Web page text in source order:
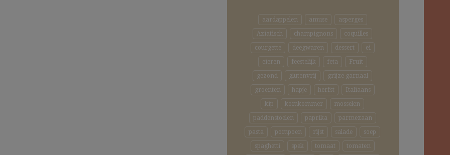
aardappelen amuse
asperges
Aziatisch
champignons
coquilles
courgette
deegwaren dessert
ei
eieren
feestelijk feta
Fruit
gezond
glutenvrij
grijze garnaal
groenten
hapje herfst
Italiaans
kip
komkommer
mosselen
paddenstoelen
paprika
parmezaan
pasta
pompoen rijst salade
soep
spaghetti
spek tomaat
tomaten